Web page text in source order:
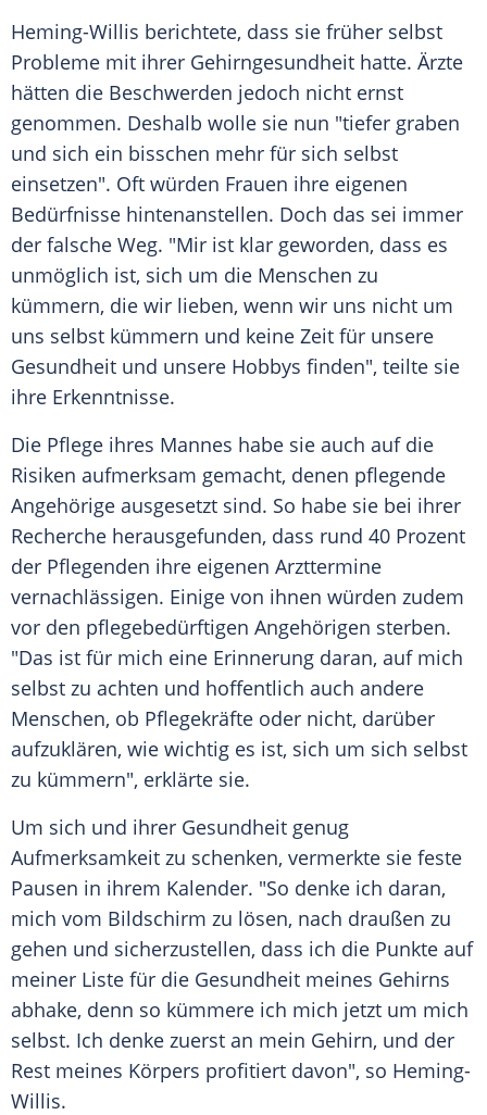
Heming-Willis berichtete, dass sie früher selbst
Probleme mit ihrer Gehirngesundheit hatte. Ärzte
hätten die Beschwerden jedoch nicht ernst
genommen. Deshalb wolle sie nun "tiefer graben
und sich ein bisschen mehr für sich selbst
einsetzen". Oft würden Frauen ihre eigenen
Bedürfnisse hintenanstellen. Doch das sei immer
der falsche Weg. "Mir ist klar geworden, dass es
unmöglich ist, sich um die Menschen zu
kümmern, die wir lieben, wenn wir uns nicht um
uns selbst kümmern und keine Zeit für unsere
Gesundheit und unsere Hobbys finden", teilte sie
ihre Erkenntnisse.
Die Pflege ihres Mannes habe sie auch auf die
Risiken aufmerksam gemacht, denen pflegende
Angehörige ausgesetzt sind. So habe sie bei ihrer
Recherche herausgefunden, dass rund 40 Prozent
der Pflegenden ihre eigenen Arzttermine
vernachlässigen. Einige von ihnen würden zudem
vor den pflegebedürftigen Angehörigen sterben.
"Das ist für mich eine Erinnerung daran, auf mich
selbst zu achten und hoffentlich auch andere
Menschen, ob Pflegekräfte oder nicht, darüber
aufzuklären, wie wichtig es ist, sich um sich selbst
zu kümmern", erklärte sie.
Um sich und ihrer Gesundheit genug
Aufmerksamkeit zu schenken, vermerkte sie feste
Pausen in ihrem Kalender. "So denke ich daran,
mich vom Bildschirm zu lösen, nach draußen zu
gehen und sicherzustellen, dass ich die Punkte auf
meiner Liste für die Gesundheit meines Gehirns
abhake, denn so kümmere ich mich jetzt um mich
selbst. Ich denke zuerst an mein Gehirn, und der
Rest meines Körpers profitiert davon", so Heming-
Willis.